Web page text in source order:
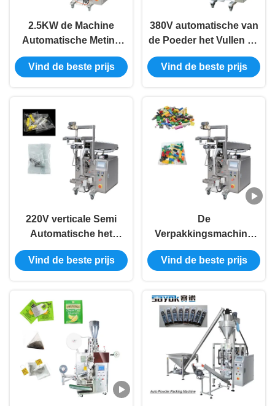
2.5KW de Machine
Automatische Meting
van de sachet het
Vullende Verpakking
Vind de beste prijs
380V automatische van
de Poeder het Vullen en
Verpakking Machine
Mechanisch voor Kleine
Vind de beste prijs
220V verticale Semi
Automatische het
Vullen de
Kettingsemmer van de
Vind de beste prijs
De
Verpakkingsmachine
1.8KW van de
kettingsemmer Verticale
Vullen Machine
Vind de beste prijs